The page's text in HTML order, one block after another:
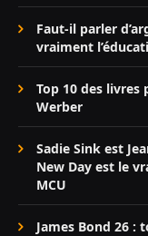
Faut-il parler
vraiment
Top 10 des livres
Werber
Sadie Sink est
New Day est le
MCU
James Bond 26 :